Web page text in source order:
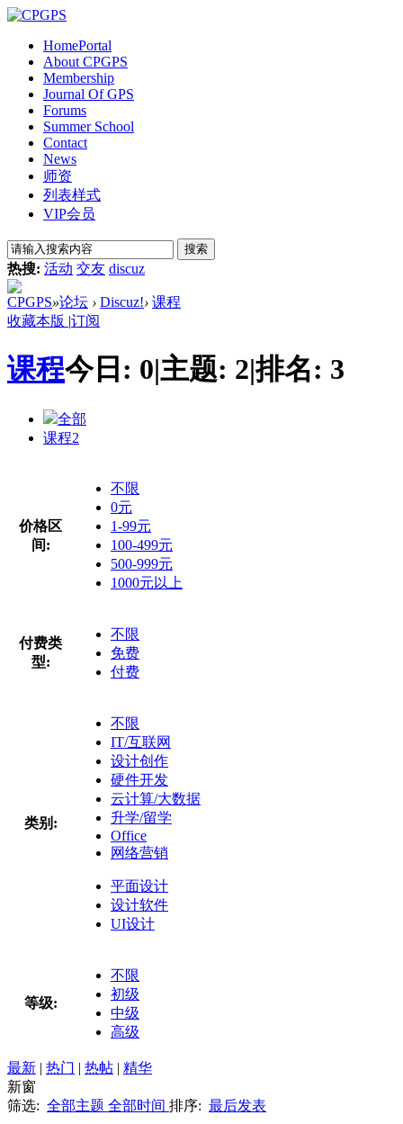
HomePortal
About CPGPS
Membership
Journal Of GPS
Forums
Summer School
Contact
News
师资
列表样式
VIP会员
搜索
热搜: 活动 交友 discuz
CPGPS»论坛 › Discuz!› 课程
收藏本版 |订阅
课程今日: 0|主题: 2|排名: 3
全部
课程2
价格区
间:
不限
0元
1-99元
100-499元
500-999元
1000元以上
付费类
型:
不限
免费
付费
类别:
不限
IT/互联网
设计创作
硬件开发
云计算/大数据
升学/留学
Office
网络营销
平面设计
设计软件
UI设计
等级:
不限
初级
中级
高级
最新 | 热门 | 热帖 | 精华
新窗
筛选: 全部主题 全部时间 排序: 最后发表